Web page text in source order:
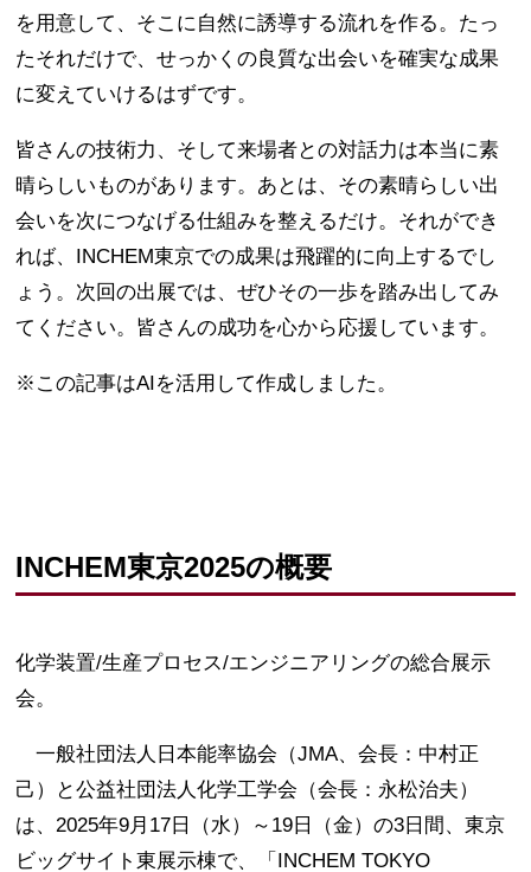
を用意して、そこに自然に誘導する流れを作る。たっ
たそれだけで、せっかくの良質な出会いを確実な成果
に変えていけるはずです。
皆さんの技術力、そして来場者との対話力は本当に素
晴らしいものがあります。あとは、その素晴らしい出
会いを次につなげる仕組みを整えるだけ。それができ
れば、INCHEM東京での成果は飛躍的に向上するでし
ょう。次回の出展では、ぜひその一歩を踏み出してみ
てください。皆さんの成功を心から応援しています。
※この記事はAIを活用して作成しました。
INCHEM東京2025の概要
化学装置/生産プロセス/エンジニアリングの総合展示
会。
一般社団法人日本能率協会（JMA、会長：中村正
己）と公益社団法人化学工学会（会長：永松治夫）
は、2025年9月17日（水）～19日（金）の3日間、東京
ビッグサイト東展示棟で、「INCHEM TOKYO